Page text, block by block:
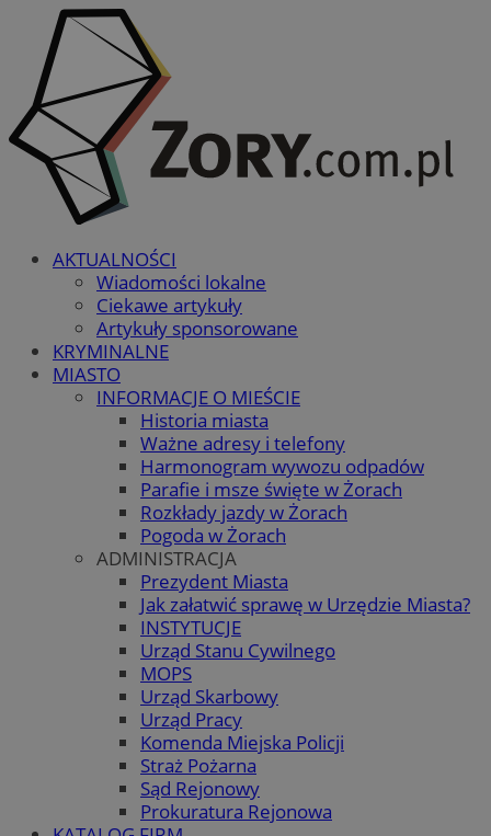
AKTUALNOŚCI
Wiadomości lokalne
Ciekawe artykuły
Artykuły sponsorowane
KRYMINALNE
MIASTO
INFORMACJE O MIEŚCIE
Historia miasta
Ważne adresy i telefony
Harmonogram wywozu odpadów
Parafie i msze święte w Żorach
Rozkłady jazdy w Żorach
Pogoda w Żorach
ADMINISTRACJA
Prezydent Miasta
Jak załatwić sprawę w Urzędzie Miasta?
INSTYTUCJE
Urząd Stanu Cywilnego
MOPS
Urząd Skarbowy
Urząd Pracy
Komenda Miejska Policji
Straż Pożarna
Sąd Rejonowy
Prokuratura Rejonowa